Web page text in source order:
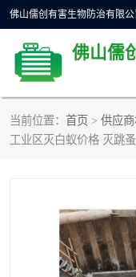
当前位置： 首页 > 供应
工业区灭白蚁价格 灭跳
除四害公司
佛山灭白蚁公司
佛山除四害公司